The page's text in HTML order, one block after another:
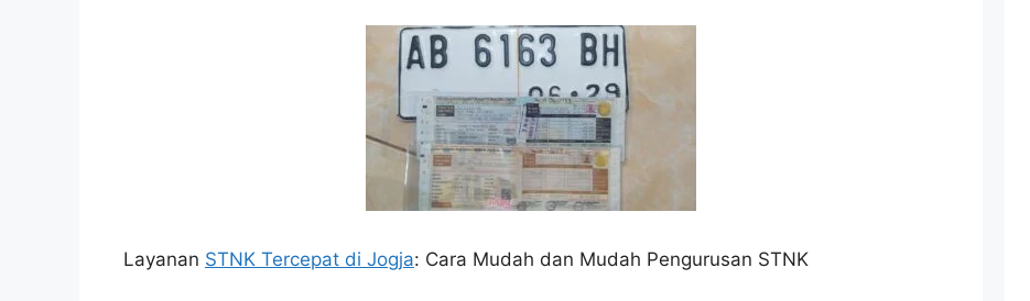
Layanan STNK Tercepat di Jogja: Cara Mudah dan Mudah Pengurusan STNK